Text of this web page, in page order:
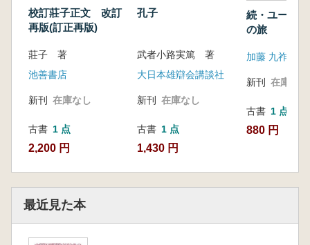
第6節 河南省南部と長江中流域地区
小結
第1節 鄭州・伊洛地区における複合遺跡の
分析
第2節 河南省北部地区における複合遺跡の
分析
第3節 山西省南西地区における複合遺跡の
第4節 考察
小結
第6章 二里岡時代の地域動態
第1節 伊洛・鄭州地区および河南省東部地
区
第2節 河南省北部地区
校訂莊子正文 改訂
再版(訂正再版)
莊子 著
池善書店
新刊 在庫なし
古書 1 点
2,200 円
孔子
武者小路実篤 著
大日本雄辯会講談社
新刊 在庫なし
古書 1 点
1,430 円
続・ユーラ
の旅
加藤 九祚
新刊 在庫なし
古書 1 点
880 円
最近見た本